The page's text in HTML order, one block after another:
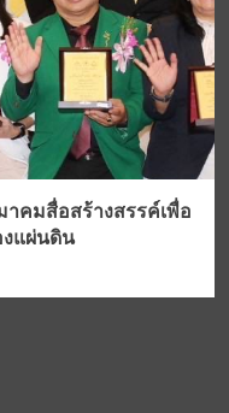
คมสื่อสร้างสรรค์เพื่อ
แผ่นดิน